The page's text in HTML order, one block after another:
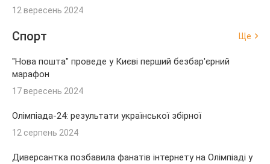
12 вересень 2024
Спорт Ще
"Нова пошта" проведе у Києві перший безбар'єрний
марафон
17 вересень 2024
Олімпіада-24: результати української збірної
12 серпень 2024
Диверсантка позбавила фанатів інтернету на Олімпіаді у